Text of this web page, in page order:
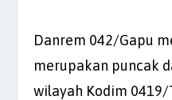
Danrem 042/Gapu
merupakan puncak
wilayah Kodim